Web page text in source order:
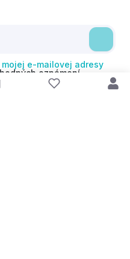
e-mailovej adresy
oznámení
6 ods. 1 písm. a)
môžem kedykoľvek